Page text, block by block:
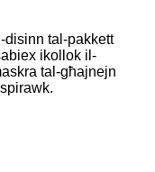
disinn tal-pakkett
ikollok il-
tal-għajnejn